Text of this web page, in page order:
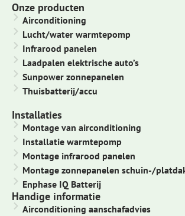
Onze producten
Airconditioning
Lucht/water warmtepomp
Infrarood panelen
Laadpalen elektrische auto’s
Sunpower zonnepanelen
Thuisbatterij/accu
Installaties
Montage van airconditioning
Installatie warmtepomp
Montage infrarood panelen
Montage zonnepanelen schuin-/
Enphase IQ Batterij
Handige informatie
Airconditioning aanschafadvies